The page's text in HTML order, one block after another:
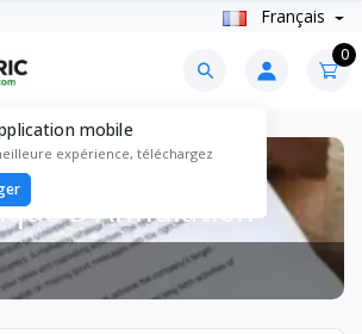
Français
0
mobile
expérience, téléchargez
D’Annulation